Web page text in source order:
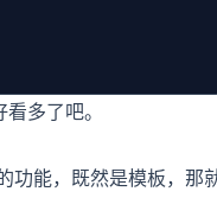
多了吧。
功能，既然是模板，那